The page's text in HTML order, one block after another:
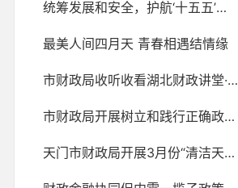
统筹发展和安全，护航‘十五五’新征程
最美人间四月天 青春相遇结情缘
市财政局收听收看湖北财政讲堂·干部论坛专题活动
市财政局开展树立和践行正确政绩观学习教育动员会暨读书班活动
天门市财政局开展3月份“清洁天门”活动